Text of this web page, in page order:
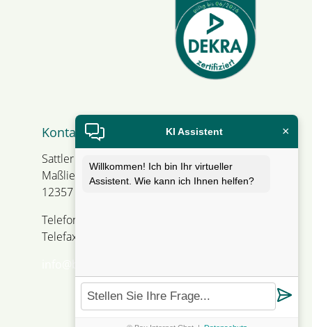
Kontakt
Sattler Bausachverständiger
Maßliebweg 1
12357 Berlin
Telefon +49 30 66 93 13 56
Telefax +49 30 66 93 13 57
KI Assistent ×
Willkommen! Ich bin Ihr virtueller
Assistent. Wie kann ich Ihnen helfen?